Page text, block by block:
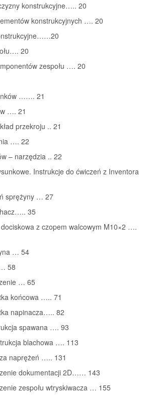
konstrukcyjne….. 20
konstrukcyjnych …. 20
20
zespołu …. 20
……. 21
…. 21
przekroju .. 21
…. 22
– narzędzia .. 22
Instrukcje do ćwiczeń z Inventora
sprężyny … 27
35
z czopem walcowym M10×2 ….
… 54
58
… 65
końcowa ….. 71
napinacza….. 82
spawana …. 93
blachowa …. 113
naprężeń ….. 131
dokumentacji 2D…… 143
zespołu wtryskiwacza … 155